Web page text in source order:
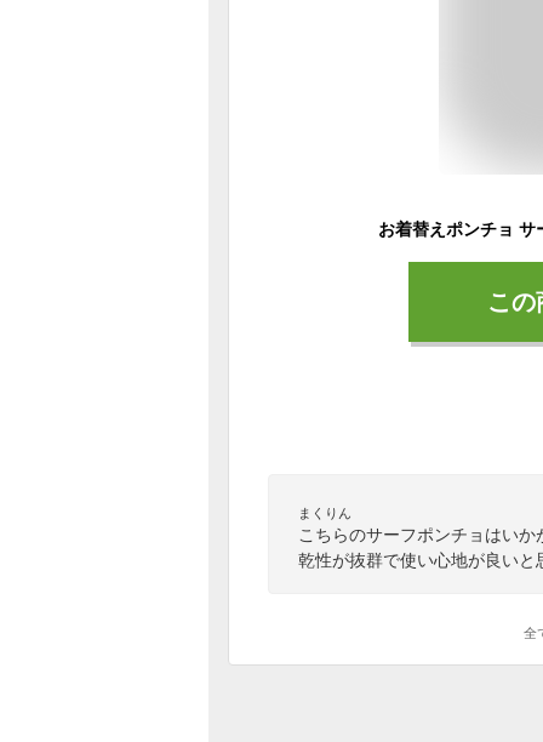
こ
まくりん
こちらのサーフポンチョはい
乾性が抜群で使い心地が良いと
全